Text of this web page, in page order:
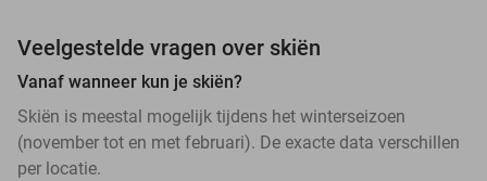
Veelgestelde vragen over skiën
Vanaf wanneer kun je skiën?
Skiën is meestal mogelijk tijdens het winterseizoen
(november tot en met februari). De exacte data verschillen
per locatie.